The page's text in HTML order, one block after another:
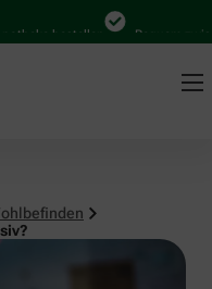
bestellen Bequem